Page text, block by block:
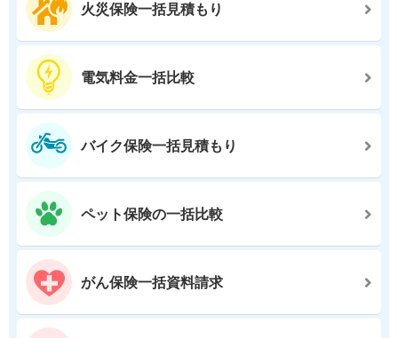
火災保険一括見積もり
電気料金一括比較
バイク保険一括見積もり
ペット保険の一括比較
がん保険一括資料請求